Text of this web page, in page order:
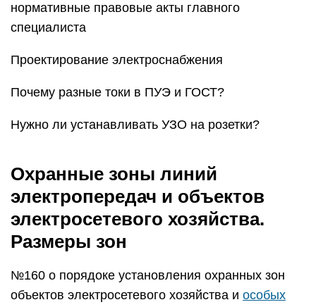
нормативные правовые акты главного
специалиста
Проектирование электроснабжения
Почему разные токи в ПУЭ и ГОСТ?
Нужно ли устанавливать УЗО на розетки?
Охранные зоны линий
электропередач и объектов
электросетевого хозяйства.
Размеры зон
№160 о порядоке установления охранных зон
объектов электросетевого хозяйства и особых